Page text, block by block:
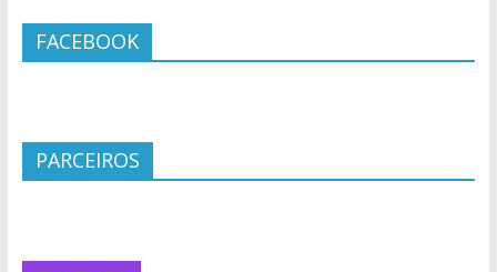
FACEBOOK
PARCEIROS